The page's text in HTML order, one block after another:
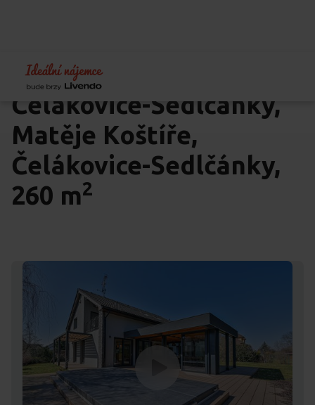
Rodinný dům 7+kk
Čelákovice-Sedlčánky,
Matěje Koštíře,
Čelákovice-Sedlčánky,
260 m2